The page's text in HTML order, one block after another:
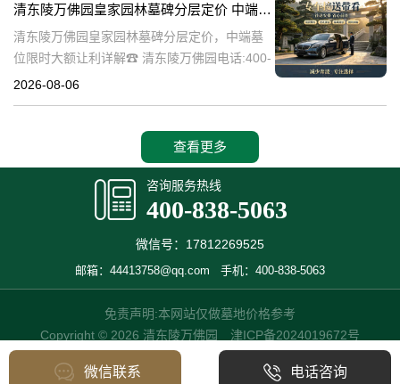
清
清东陵万佛园皇家园林墓碑分层定价 中端墓位限时大额让利详解
清东陵万佛园皇家园林墓碑分层定价，中端墓
位限时大额让利详解☎ 清东陵万佛园电话:400-
838-5063清东陵万佛园，作为中国历史上著名
2026-08-06
查看更多
咨询服务热线
400-838-5063
微信号：17812269525
邮箱：44413758@qq.com 手机：400-838-5063
免责声明:本网站仅做墓地价格参考
Copyright © 2026 清东陵万佛园 津ICP备2024019672号
微信联系 电话咨询